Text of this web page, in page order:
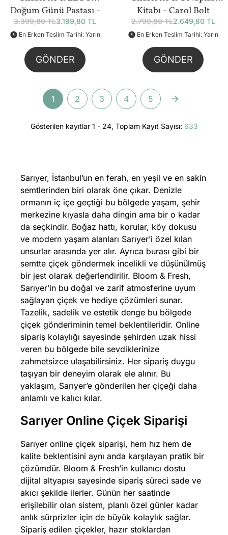
Doğum Günü Pastası -
219 Parça (40815) Bundle
3.399,80 TL3.199,80 TL
En Erken Teslim Tarihi: Yarın
GÖNDER
Kitabı - Carol Bolt
Bundle
2.799,80 TL2.649,80 TL
En Erken Teslim Tarihi: Yarın
GÖNDER
1 2 3 4 5
Gösterilen kayıtlar 1 - 24, Toplam Kayıt Sayısı: 633
Sarıyer, İstanbul’un en ferah, en yeşil ve en sakin
semtlerinden biri olarak öne çıkar. Denizle
ormanın iç içe geçtiği bu bölgede yaşam, şehir
merkezine kıyasla daha dingin ama bir o kadar
da seçkindir. Boğaz hattı, korular, köy dokusu
ve modern yaşam alanları Sarıyer’i özel kılan
unsurlar arasında yer alır. Ayrıca burası gibi bir
semtte çiçek göndermek incelikli ve düşünülmüş
bir jest olarak değerlendirilir. Bloom & Fresh,
Sarıyer’in bu doğal ve zarif atmosferine uyum
sağlayan çiçek ve hediye çözümleri sunar.
Tazelik, sadelik ve estetik denge bu bölgede
çiçek gönderiminin temel beklentileridir. Online
sipariş kolaylığı sayesinde şehirden uzak hissi
veren bu bölgede bile sevdiklerinize
zahmetsizce ulaşabilirsiniz. Her sipariş duygu
taşıyan bir deneyim olarak ele alınır. Bu
yaklaşım, Sarıyer’e gönderilen her çiçeği daha
anlamlı ve kalıcı kılar.
Sarıyer Online Çiçek Siparişi
Sarıyer online çiçek siparişi, hem hız hem de
kalite beklentisini aynı anda karşılayan pratik bir
çözümdür. Bloom & Fresh’in kullanıcı dostu
dijital altyapısı sayesinde sipariş süreci sade ve
akıcı şekilde ilerler. Günün her saatinde
erişilebilir olan sistem, planlı özel günler kadar
anlık sürprizler için de büyük kolaylık sağlar.
Sipariş edilen çiçekler, hazır stoklardan